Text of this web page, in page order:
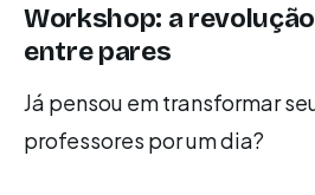
Workshop: a
entre pares
Já pensou em transformar
professores por um dia?